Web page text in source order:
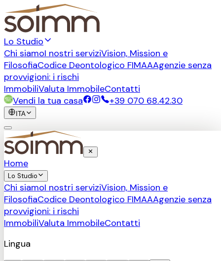
Lo Studio
Chi siamoI nostri serviziVision, Mission e
FilosofiaCodice Deontologico FIMAAAgenzie senza
provvigioni: i rischi
ImmobiliValuta ImmobileContatti
Vendi la tua casa
+39 070 68.42.30
ITA
Home
Lo Studio
Chi siamoI nostri serviziVision, Mission e
FilosofiaCodice Deontologico FIMAAAgenzie senza
provvigioni: i rischi
ImmobiliValuta ImmobileContatti
Lingua